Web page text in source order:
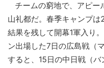
チームの窮地で、アピー
山礼都だ。春季キャンプ
結果を残して開幕1軍入り
ン出場した7日の広島戦（
すると、15日の中日戦（バ